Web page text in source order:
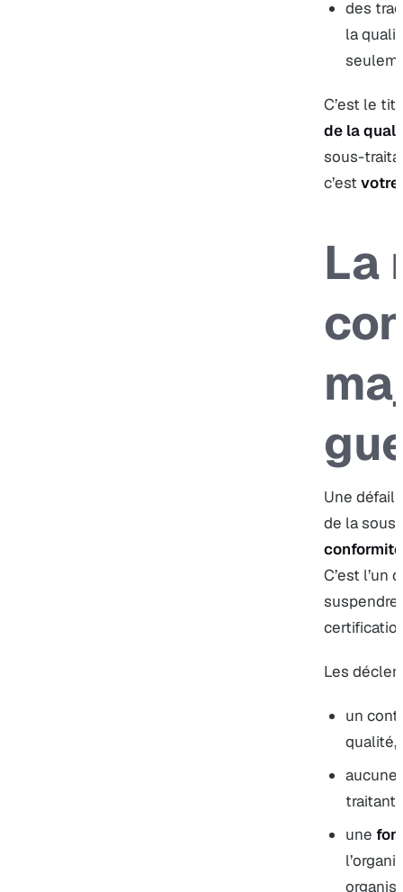
des
la
C’est le
de la
sous-
c’est votre
La
Une
de la
C’est l’un
suspendre
Les
un
qualité,
aucune
traitant ;
une